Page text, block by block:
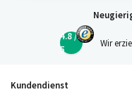
4.8 /
5
Wir
Kundendienst